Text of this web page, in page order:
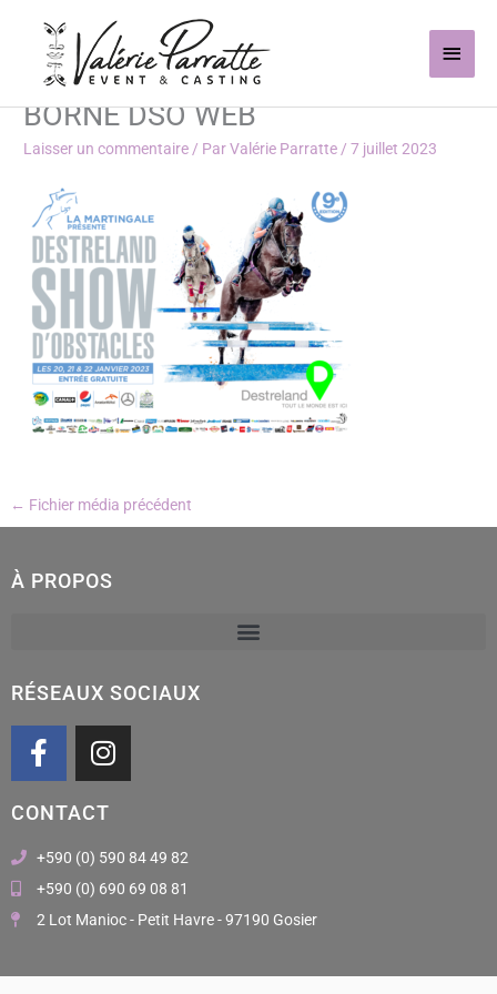
contenu
Menu
BORNE DSO WEB
Laisser un commentaire / ParValérie Parratte /7 juillet 2023
← Fichier média précédent
À PROPOS
RÉSEAUX SOCIAUX
F
a
e
b
o
o
k
I
n
t
a
g
r
a
CONTACT
+590 (0) 590 84 49 82
+590 (0) 690 69 08 81
2 Lot Manioc - Petit Havre - 97190 Gosier